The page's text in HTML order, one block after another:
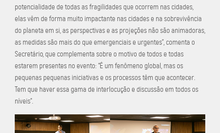
potencialidade de todas as fragilidades que ocorrem nas cidades,
elas vêm de forma muito impactante nas cidades e na sobrevivência
do planeta em si, as perspectivas e as projeções não são animadoras,
as medidas são mais do que emergenciais e urgentes”, comenta o
Secretário, que complementa sobre o motivo de todos e todas
estarem presentes no evento: “É um fenômeno global, mas os
pequenas pequenas iniciativas e os processos têm que acontecer.
Tem que haver essa gama de interlocução e discussão em todos os
níveis”.